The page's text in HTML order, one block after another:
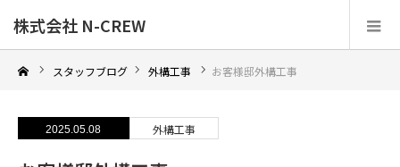
株式会社 N-CREW
スタッフブログ 外構工事 お客様邸外構工事
2025.05.08 外構工事